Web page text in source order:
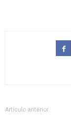
Artículo anterior